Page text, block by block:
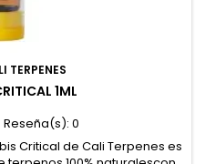
TERPENES
1ML
Reseña(s): 0
Critical de Cali Terpenes es